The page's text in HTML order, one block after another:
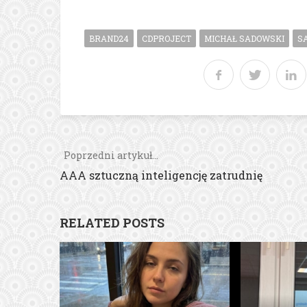
BRAND24 CDPROJECT MICHAŁ SADOWSKI
Poprzedni artykuł...
AAA sztuczną inteligencję zatrudnię
RELATED POSTS